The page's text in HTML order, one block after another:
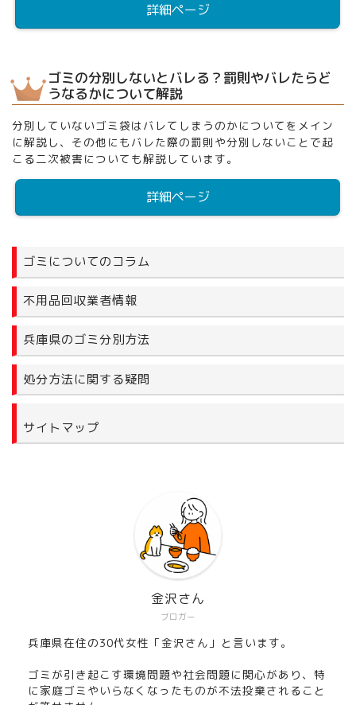
詳細ページ
ゴミの分別しないとバレる？罰則やバレたらど
うなるかについて解説
分別していないゴミ袋はバレてしまうのかについてをメイン
に解説し、その他にもバレた際の罰則や分別しないことで起
こる二次被害についても解説しています。
詳細ページ
ゴミについてのコラム
不用品回収業者情報
兵庫県のゴミ分別方法
処分方法に関する疑問
サイトマップ
ブロガー
金沢さん
兵庫県在住の30代女性「金沢さん」と言います。
ゴミが引き起こす環境問題や社会問題に関心があり、特
に家庭ゴミやいらなくなったものが不法投棄されること